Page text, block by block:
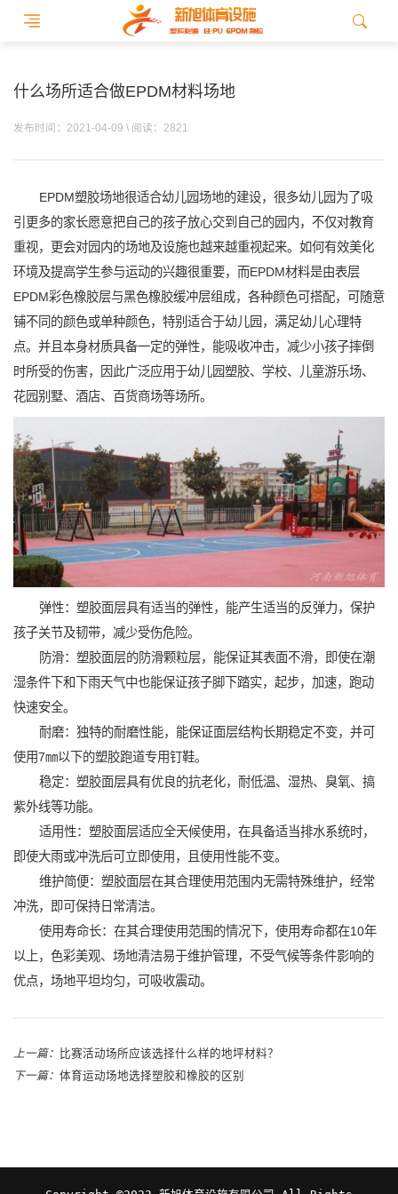
什么场所适合做EPDM材料场地
发布时间：2021-04-09 \ 阅读：2821
EPDM塑胶场地很适合幼儿园场地的建设，很多幼儿园为了吸
引更多的家长愿意把自己的孩子放心交到自己的园内，不仅对教育
重视，更会对园内的场地及设施也越来越重视起来。如何有效美化
环境及提高学生参与运动的兴趣很重要，而EPDM材料是由表层
EPDM彩色橡胶层与黑色橡胶缓冲层组成，各种颜色可搭配，可随意
铺不同的颜色或单种颜色，特别适合于幼儿园，满足幼儿心理特
点。并且本身材质具备一定的弹性，能吸收冲击，减少小孩子摔倒
时所受的伤害，因此广泛应用于幼儿园塑胶、学校、儿童游乐场、
花园别墅、酒店、百货商场等场所。
弹性：塑胶面层具有适当的弹性，能产生适当的反弹力，保护
孩子关节及韧带，减少受伤危险。
防滑：塑胶面层的防滑颗粒层，能保证其表面不滑，即使在潮
湿条件下和下雨天气中也能保证孩子脚下踏实，起步，加速，跑动
快速安全。
耐磨：独特的耐磨性能，能保证面层结构长期稳定不变，并可
使用7㎜以下的塑胶跑道专用钉鞋。
稳定：塑胶面层具有优良的抗老化，耐低温、湿热、臭氧、搞
紫外线等功能。
适用性：塑胶面层适应全天候使用，在具备适当排水系统时，
即使大雨或冲洗后可立即使用，且使用性能不变。
维护简便：塑胶面层在其合理使用范围内无需特殊维护，经常
冲洗，即可保持日常清洁。
使用寿命长：在其合理使用范围的情况下，使用寿命都在10年
以上，色彩美观、场地清洁易于维护管理，不受气候等条件影响的
优点，场地平坦均匀，可吸收震动。
上一篇：
比赛活动场所应该选择什么样的地坪材料？
下一篇： 体育运动场地选择塑胶和橡胶的区别